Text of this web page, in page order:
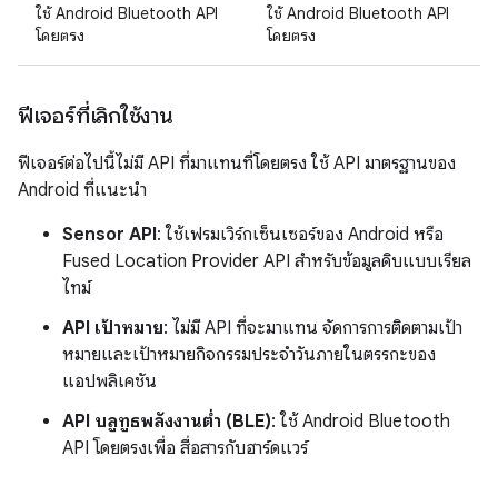
ใช้ Android Bluetooth API
โดยตรง
ใช้ Android Bluetooth API
โดยตรง
ฟีเจอร์ที่เลิกใช้งาน
ฟีเจอร์ต่อไปนี้ไม่มี API ที่มาแทนที่โดยตรง ใช้ API มาตรฐานของ
Android ที่แนะนำ
Sensor API: ใช้เฟรมเวิร์กเซ็นเซอร์ของ Android หรือ
Fused Location Provider API สำหรับข้อมูลดิบแบบเรียล
ไทม์
API เป้าหมาย: ไม่มี API ที่จะมาแทน จัดการการติดตามเป้า
หมายและเป้าหมายกิจกรรมประจำวันภายในตรรกะของ
แอปพลิเคชัน
API บลูทูธพลังงานต่ำ (BLE): ใช้ Android Bluetooth
API โดยตรงเพื่อ สื่อสารกับฮาร์ดแวร์